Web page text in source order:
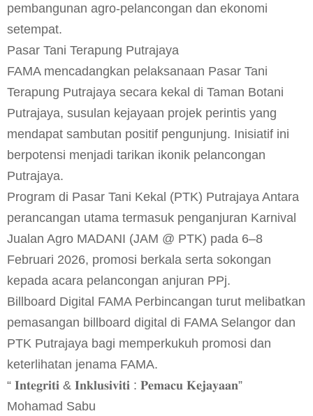
pembangunan agro-pelancongan dan ekonomi
setempat.
Pasar Tani Terapung Putrajaya
FAMA mencadangkan pelaksanaan Pasar Tani
Terapung Putrajaya secara kekal di Taman Botani
Putrajaya, susulan kejayaan projek perintis yang
mendapat sambutan positif pengunjung. Inisiatif ini
berpotensi menjadi tarikan ikonik pelancongan
Putrajaya.
Program di Pasar Tani Kekal (PTK) Putrajaya Antara
perancangan utama termasuk penganjuran Karnival
Jualan Agro MADANI (JAM @ PTK) pada 6–8
Februari 2026, promosi berkala serta sokongan
kepada acara pelancongan anjuran PPj.
Billboard Digital FAMA Perbincangan turut melibatkan
pemasangan billboard digital di FAMA Selangor dan
PTK Putrajaya bagi memperkukuh promosi dan
keterlihatan jenama FAMA.
“ 𝐈𝐧𝐭𝐞𝐠𝐫𝐢𝐭𝐢 & 𝐈𝐧𝐤𝐥𝐮𝐬𝐢𝐯𝐢𝐭𝐢 : 𝐏𝐞𝐦𝐚𝐜𝐮 𝐊𝐞𝐣𝐚𝐲𝐚𝐚𝐧”
Mohamad Sabu